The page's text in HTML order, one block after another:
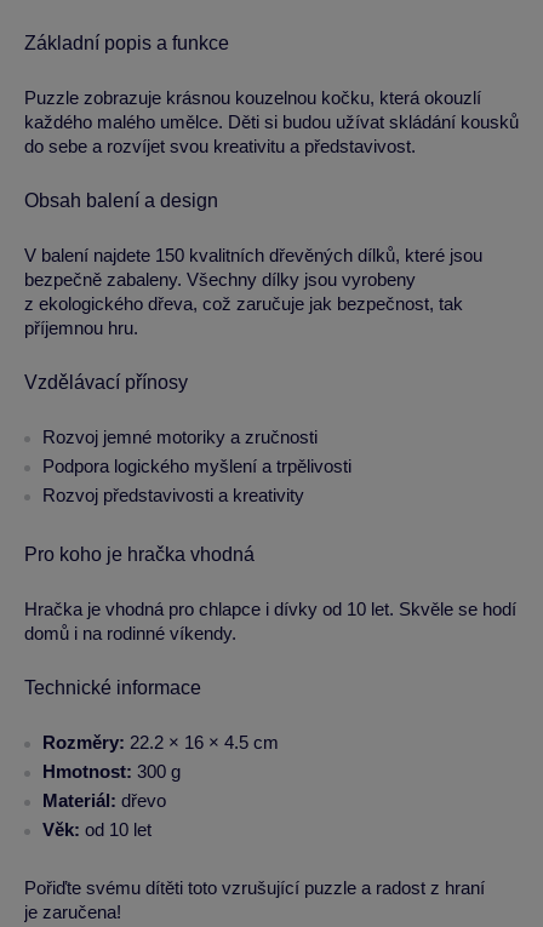
Základní popis a funkce
Puzzle zobrazuje krásnou kouzelnou kočku, která okouzlí
každého malého umělce. Děti si budou užívat skládání kousků
do sebe a rozvíjet svou kreativitu a představivost.
Obsah balení a design
V balení najdete 150 kvalitních dřevěných dílků, které jsou
bezpečně zabaleny. Všechny dílky jsou vyrobeny
z ekologického dřeva, což zaručuje jak bezpečnost, tak
příjemnou hru.
Vzdělávací přínosy
Rozvoj jemné motoriky a zručnosti
Podpora logického myšlení a trpělivosti
Rozvoj představivosti a kreativity
Pro koho je hračka vhodná
Hračka je vhodná pro chlapce i dívky od 10 let. Skvěle se hodí
domů i na rodinné víkendy.
Technické informace
Rozměry: 22.2 × 16 × 4.5 cm
Hmotnost: 300 g
Materiál: dřevo
Věk: od 10 let
Pořiďte svému dítěti toto vzrušující puzzle a radost z hraní
je zaručena!